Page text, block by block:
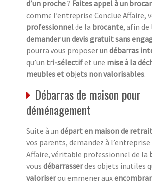
d’un proche? Faites appel à un
comme l’entreprise Conclue Affaire,
professionnelde la brocante, afin de
demander un devis gratuit sans
pourra vous proposer un débarras
qu’un tri-sélectifet une mise à la
meubles et objets non valorisables.
Débarras de maison pour
déménagement
Suite à un départ en maison de
vos parents, demandez à l’entreprise
Affaire, véritable professionnel de la
vous débarrasserdes objets inutiles
valoriserou emmener aux